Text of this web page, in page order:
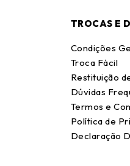
TROCAS E
Condições
Troca Fácil
Restituição
Dúvidas
Termos e
Política de
Declaração